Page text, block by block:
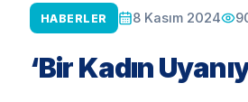
HABERLER 8 Kasım 2024
‘Bir Kadın